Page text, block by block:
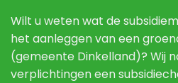
Wilt u weten wat de
het aanleggen van een
(gemeente Dinkelland)? Wij
verplichtingen een